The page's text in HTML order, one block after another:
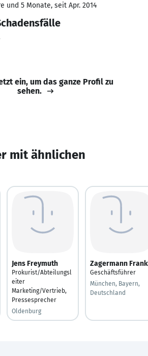
und 5 Monate, seit Apr. 2014
ein, um das ganze Profil zu
sehen.
mit ähnlichen
Jens Freymuth
Prokurist/Abteilungsl
eiter
Marketing/Vertrieb,
Pressesprecher
Oldenburg
Zagermann Frank
Geschäftsführer
München, Bayern,
Deutschland